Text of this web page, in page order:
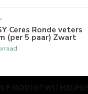
Ceres Ronde veters
(per 5 paar) Zwart